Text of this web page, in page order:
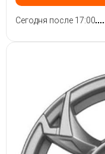
Сегодня после 17:00